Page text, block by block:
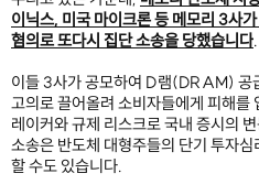
이닉스, 미국 마이크론 등 메모리 3사
혐의로 또다시 집단 소송을 당했습니다.
이들 3사가 공모하여 D램(DRAM) 공
고의로 끌어올려 소비자들에게 피해를
레이커와 규제 리스크로 국내 증시의
소송은 반도체 대형주들의 단기 투자
할 수도 있습니다.